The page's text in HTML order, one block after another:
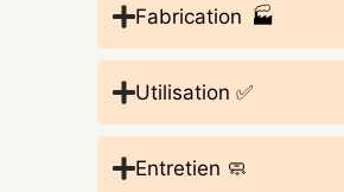
Fabrication 🏭
Utilisation ✅
Entretien 🧼